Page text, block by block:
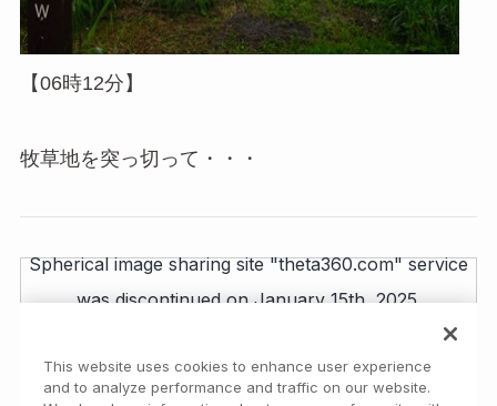
【06時12分】
牧草地を突っ切って・・・